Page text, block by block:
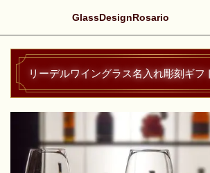
GlassDesignRosario
リーデルワイングラス名入れ彫刻ギフ